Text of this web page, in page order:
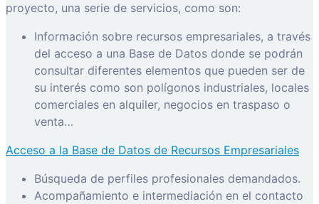
proyecto, una serie de servicios, como son:
Información sobre recursos empresariales, a través
del acceso a una Base de Datos donde se podrán
consultar diferentes elementos que pueden ser de
su interés como son polígonos industriales, locales
comerciales en alquiler, negocios en traspaso o
venta…
Acceso a la Base de Datos de Recursos Empresariales
Búsqueda de perfiles profesionales demandados.
Acompañamiento e intermediación en el contacto